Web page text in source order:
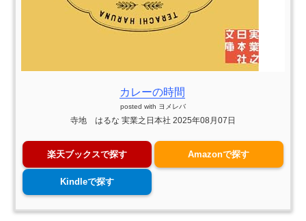
カレーの時間
posted with ヨメレバ
寺地 はるな 実業之日本社 2025年08月07日
楽天ブックスで探す Amazonで探す
Kindleで探す